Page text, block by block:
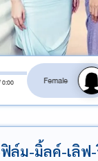
0:00
สลับเสีย
ล์ม-มิ้ลค์-เลิฟ-